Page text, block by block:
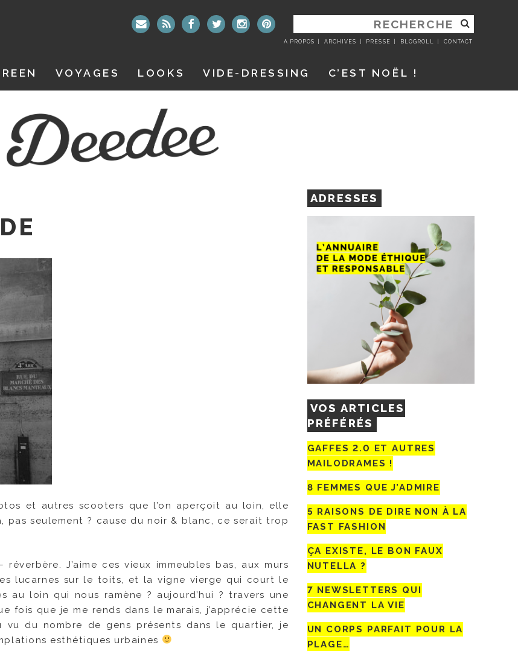
RECHERCHER
:
A PROPOS ARCHIVES PRESSE BLOGROLL CONTACT
VOYAGES LOOKS VIDE-DRESSING C’EST NOËL !
et autres scooters que l’on aperçoit au loin, elle
pas seulement ? cause du noir & blanc, ce serait trop
J’aime ces vieux immeubles bas, aux murs
lucarnes sur le toits, et la vigne vierge qui court le
au loin qui nous ramène ? aujourd’hui ? travers une
fois que je me rends dans le marais, j’apprécie cette
vu du nombre de gens présents dans le quartier, je
esthétiques urbaines
ADRESSES
VOS ARTICLES
PRÉFÉRÉS
GAFFES 2.0 ET AUTRES
MAILODRAMES !
8 FEMMES QUE J’ADMIRE
5 RAISONS DE DIRE NON À LA
FAST FASHION
ÇA EXISTE, LE BON FAUX
NUTELLA ?
7 NEWSLETTERS QUI
CHANGENT LA VIE
UN CORPS PARFAIT POUR LA
PLAGE…